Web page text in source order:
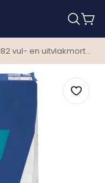
UZIN NC 182 vul- en uitvlakmortel 20 kg - Krimpvrije Mortel Spanningsarm Cementgebonden